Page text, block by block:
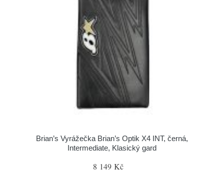
Brian’s Vyrážečka Brian’s Optik X4 INT, černá,
Intermediate, Klasický gard
8 149 Kč